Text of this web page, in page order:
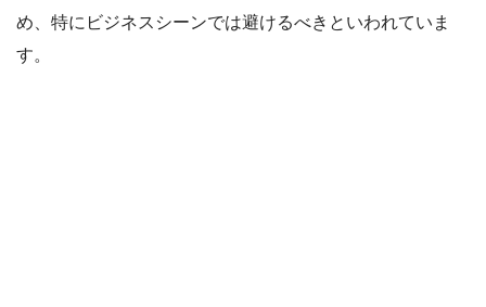
め、特にビジネスシーンでは避けるべきといわれていま
す。